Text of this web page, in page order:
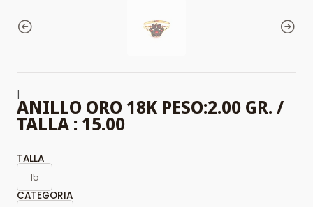
|
ANILLO ORO 18K PESO:2.00 GR. /
TALLA : 15.00
TALLA
15
CATEGORIA